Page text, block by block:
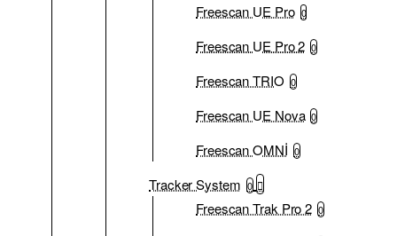
Freescan UE Pro 0
Freescan UE Pro 2 0
Freescan TRIO 0
Freescan UE Nova 0
Freescan OMNİ 0
Tracker System 0
Freescan Trak Pro 2 0